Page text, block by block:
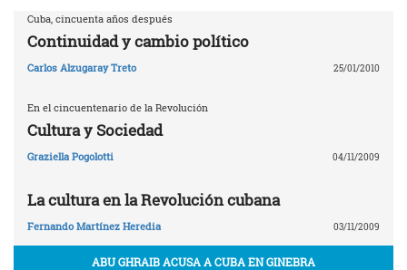
Cuba, cincuenta años después
Continuidad y cambio político
Carlos Alzugaray Treto 25/01/2010
En el cincuentenario de la Revolución
Cultura y Sociedad
Graziella Pogolotti 04/11/2009
La cultura en la Revolución cubana
Fernando Martínez Heredia 03/11/2009
ABU GHRAIB ACUSA A CUBA EN GINEBRA